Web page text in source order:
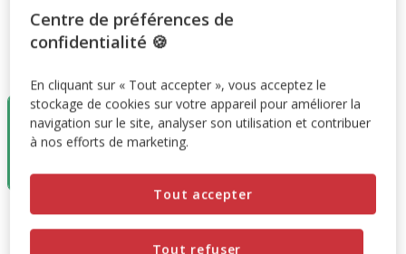
50ml
Destockage
50%
15.95€
(46.88€ / litre)
15.95€ -50%
Centre de préférences de
confidentialité 🍪
En cliquant sur « Tout accepter », vous acceptez le
stockage de cookies sur votre appareil pour améliorer la
navigation sur le site, analyser son utilisation et contribuer
à nos efforts de marketing.
Tout refuser
Tout accepter